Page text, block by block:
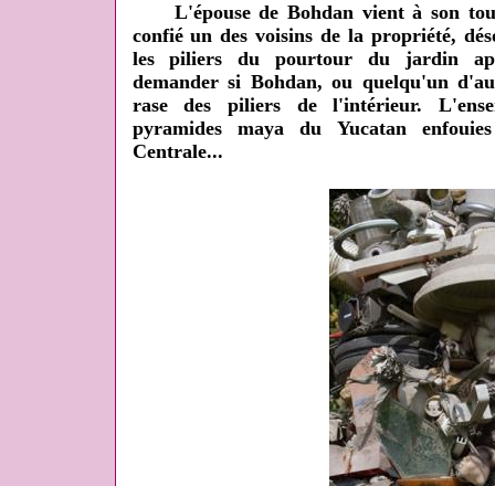
L'épouse de Bohdan vient à son
confié un des voisins de la propriété,
les piliers du pourtour du jardin
demander si Bohdan, ou quelqu'un
rase des piliers de l'intérieur.
pyramides maya du Yucatan
Centrale...